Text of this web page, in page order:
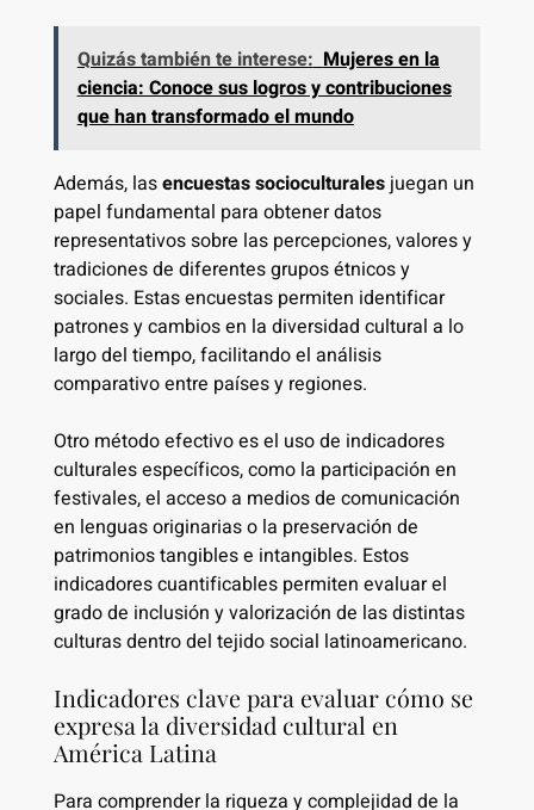
Quizás también te interese: Mujeres en la
ciencia: Conoce sus logros y contribuciones
que han transformado el mundo
Además, lasencuestas socioculturalesjuegan un
papel fundamental para obtener datos
representativos sobre las percepciones, valores y
tradiciones de diferentes grupos étnicos y
sociales. Estas encuestas permiten identificar
patrones y cambios en la diversidad cultural a lo
largo del tiempo, facilitando el análisis
comparativo entre países y regiones.
Otro método efectivo es el uso de indicadores
culturales específicos, como la participación en
festivales, el acceso a medios de comunicación
en lenguas originarias o la preservación de
patrimonios tangibles e intangibles. Estos
indicadores cuantificables permiten evaluar el
grado de inclusión y valorización de las distintas
culturas dentro del tejido social latinoamericano.
Indicadores clave para evaluar cómo se
expresa la diversidad cultural en
América Latina
Para comprender la riqueza y complejidad de la